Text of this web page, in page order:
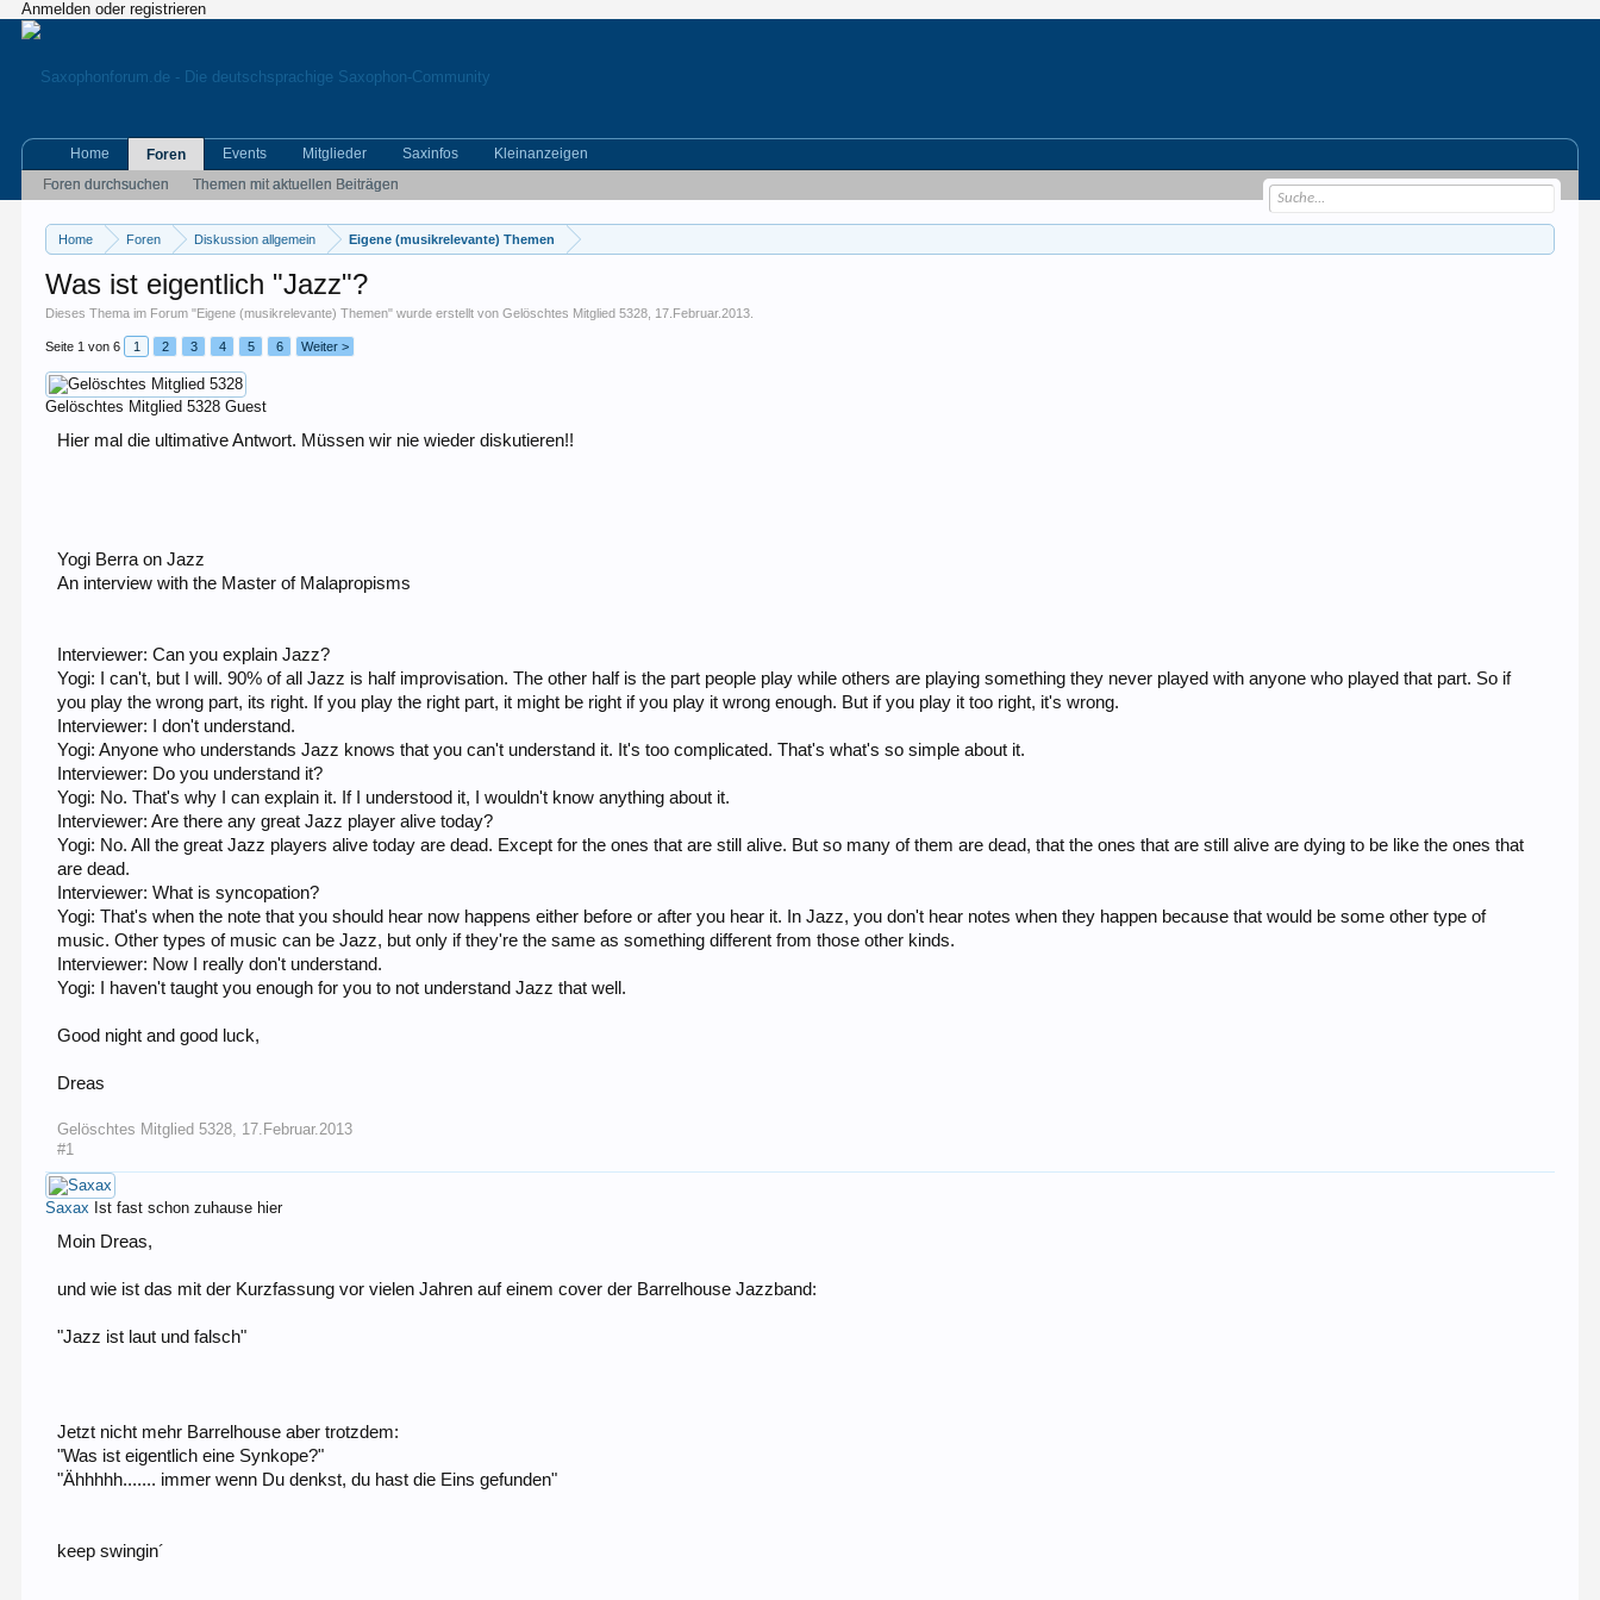
Anmelden oder registrieren
Home Foren Diskussion allgemein Eigene (musikrelevante) Themen
Was ist eigentlich "Jazz"?
Dieses Thema im Forum "Eigene (musikrelevante) Themen" wurde erstellt vonGelöschtes Mitglied 5328 17.Februar.2013
Seite 1 von 6 1 2 3 4 5 6 Weiter >
Gelöschtes Mitglied 5328 Guest
Hier mal die ultimative Antwort. Müssen wir nie wieder diskutieren!!
Yogi Berra on Jazz
An interview with the Master of Malapropisms
Interviewer: Can you explain Jazz?
Yogi: I can't, but I will. 90% of all Jazz is half improvisation. The other half is the part people play while others are playing something they never played with anyone who played that part. So if
you play the wrong part, its right. If you play the right part, it might be right if you play it wrong enough. But if you play it too right, it's wrong.
Interviewer: I don't understand.
Yogi: Anyone who understands Jazz knows that you can't understand it. It's too complicated. That's what's so simple about it.
Interviewer: Do you understand it?
Yogi: No. That's why I can explain it. If I understood it, I wouldn't know anything about it.
Interviewer: Are there any great Jazz player alive today?
Yogi: No. All the great Jazz players alive today are dead. Except for the ones that are still alive. But so many of them are dead, that the ones that are still alive are dying to be like the ones that
are dead.
Interviewer: What is syncopation?
Yogi: That's when the note that you should hear now happens either before or after you hear it. In Jazz, you don't hear notes when they happen because that would be some other type of
music. Other types of music can be Jazz, but only if they're the same as something different from those other kinds.
Interviewer: Now I really don't understand.
Yogi: I haven't taught you enough for you to not understand Jazz that well.
Good night and good luck,
Dreas
Gelöschtes Mitglied 5328, 17.Februar.2013
#1
Saxax Ist fast schon zuhause hier
Moin Dreas,
und wie ist das mit der Kurzfassung vor vielen Jahren auf einem cover der Barrelhouse Jazzband:
"Jazz ist laut und falsch"
Jetzt nicht mehr Barrelhouse aber trotzdem:
"Was ist eigentlich eine Synkope?"
"Ähhhhh....... immer wenn Du denkst, du hast die Eins gefunden"
keep swingin´
Home
Foren
Foren durchsuchen
Themen mit aktuellen Beiträgen
Events Mitglieder Saxinfos Kleinanzeigen